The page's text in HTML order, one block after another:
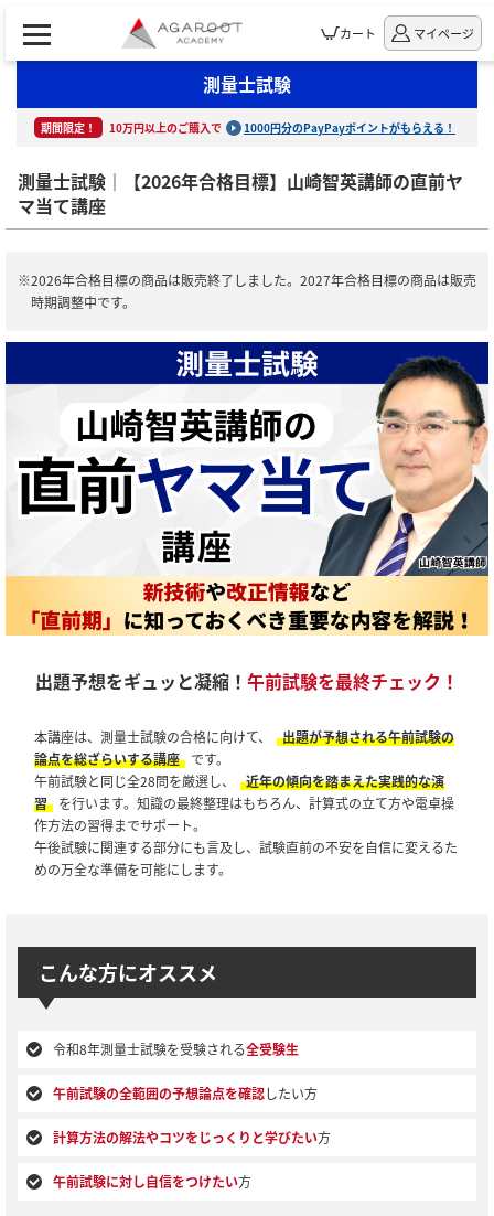
カート マイページ
測量士試験
期間限定！ 10万円以上のご購入で 1000円分のPayPayポイントがもらえる！
測量士試験｜【2026年合格目標】山崎智英講師の直前ヤ
マ当て講座
※2026年合格目標の商品は販売終了しました。2027年合格目標の商品は販売
時期調整中です。
出題予想をギュッと凝縮！ 午前試験を最終チェック！
本講座は、測量士試験の合格に向けて、
出題が予想される午前試験の
論点を総ざらいする講座
です。
午前試験と同じ全28問を厳選し、
近年の傾向を踏まえた実践的な演
習
を行います。知識の最終整理はもちろん、計算式の立て方や電卓操
作方法の習得までサポート。
午後試験に関連する部分にも言及し、試験直前の不安を自信に変えるた
めの万全な準備を可能にします。
こんな方にオススメ
令和8年測量士試験を受験される全受験生
午前試験の全範囲の予想論点を確認したい方
計算方法の解法やコツをじっくりと学びたい方
午前試験に対し自信をつけたい方